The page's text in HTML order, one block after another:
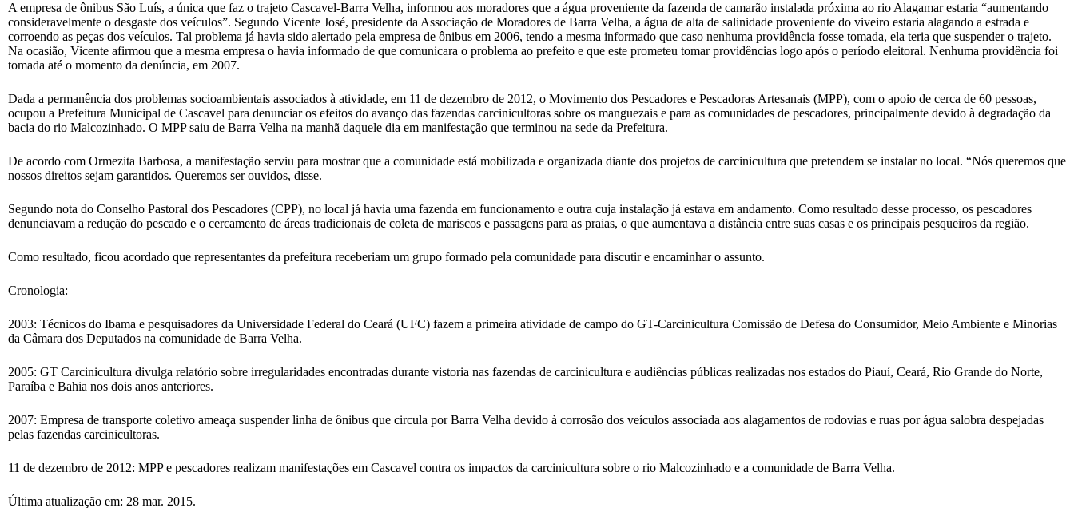
A empresa de ônibus São Luís, a única que faz o trajeto Cascavel-Barra Velha, informou aos moradores que a água proveniente da fazenda de camarão instalada próxima ao rio Alagamar estaria “aumentando
consideravelmente o desgaste dos veículos”. Segundo Vicente José, presidente da Associação de Moradores de Barra Velha, a água de alta de salinidade proveniente do viveiro estaria alagando a estrada e
corroendo as peças dos veículos. Tal problema já havia sido alertado pela empresa de ônibus em 2006, tendo a mesma informado que caso nenhuma providência fosse tomada, ela teria que suspender o trajeto.
Na ocasião, Vicente afirmou que a mesma empresa o havia informado de que comunicara o problema ao prefeito e que este prometeu tomar providências logo após o período eleitoral. Nenhuma providência foi
tomada até o momento da denúncia, em 2007.
Dada a permanência dos problemas socioambientais associados à atividade, em 11 de dezembro de 2012, o Movimento dos Pescadores e Pescadoras Artesanais (MPP), com o apoio de cerca de 60 pessoas,
ocupou a Prefeitura Municipal de Cascavel para denunciar os efeitos do avanço das fazendas carcinicultoras sobre os manguezais e para as comunidades de pescadores, principalmente devido à degradação da
bacia do rio Malcozinhado. O MPP saiu de Barra Velha na manhã daquele dia em manifestação que terminou na sede da Prefeitura.
De acordo com Ormezita Barbosa, a manifestação serviu para mostrar que a comunidade está mobilizada e organizada diante dos projetos de carcinicultura que pretendem se instalar no local. “Nós queremos que
nossos direitos sejam garantidos. Queremos ser ouvidos, disse.
Segundo nota do Conselho Pastoral dos Pescadores (CPP), no local já havia uma fazenda em funcionamento e outra cuja instalação já estava em andamento. Como resultado desse processo, os pescadores
denunciavam a redução do pescado e o cercamento de áreas tradicionais de coleta de mariscos e passagens para as praias, o que aumentava a distância entre suas casas e os principais pesqueiros da região.
Como resultado, ficou acordado que representantes da prefeitura receberiam um grupo formado pela comunidade para discutir e encaminhar o assunto.
Cronologia:
2003: Técnicos do Ibama e pesquisadores da Universidade Federal do Ceará (UFC) fazem a primeira atividade de campo do GT-Carcinicultura Comissão de Defesa do Consumidor, Meio Ambiente e Minorias
da Câmara dos Deputados na comunidade de Barra Velha.
2005: GT Carcinicultura divulga relatório sobre irregularidades encontradas durante vistoria nas fazendas de carcinicultura e audiências públicas realizadas nos estados do Piauí, Ceará, Rio Grande do Norte,
Paraíba e Bahia nos dois anos anteriores.
2007: Empresa de transporte coletivo ameaça suspender linha de ônibus que circula por Barra Velha devido à corrosão dos veículos associada aos alagamentos de rodovias e ruas por água salobra despejadas
pelas fazendas carcinicultoras.
11 de dezembro de 2012: MPP e pescadores realizam manifestações em Cascavel contra os impactos da carcinicultura sobre o rio Malcozinhado e a comunidade de Barra Velha.
Última atualização em: 28 mar. 2015.